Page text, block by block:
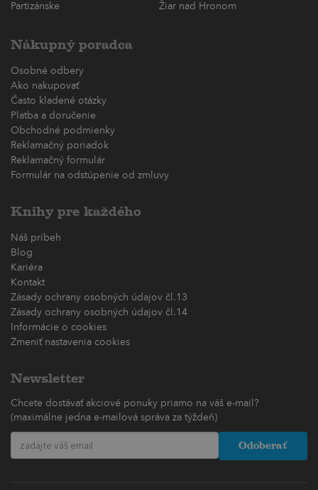
Partizánske
Žiar nad Hronom
Nákupný poradca
Osobné odbery
Ako nakupovať
Často kladené otázky
Platba a doručenie
Obchodné podmienky
Reklamačný poriadok
Reklamačný formulár
Formulár na odstúpenie od zmluvy
Knihy pre každého
Náš príbeh
Blog
Kariéra
Kontakt
Zásady ochrany osobných údajov čl.13
Zásady ochrany osobných údajov čl.14
Informácie o cookies
Zmeniť nastavenia cookies
Newsletter
Chcete dostávať akciové ponuky priamo na váš e-mail?
(maximálne jedna e-mailová správa za týždeň)
Odoberať